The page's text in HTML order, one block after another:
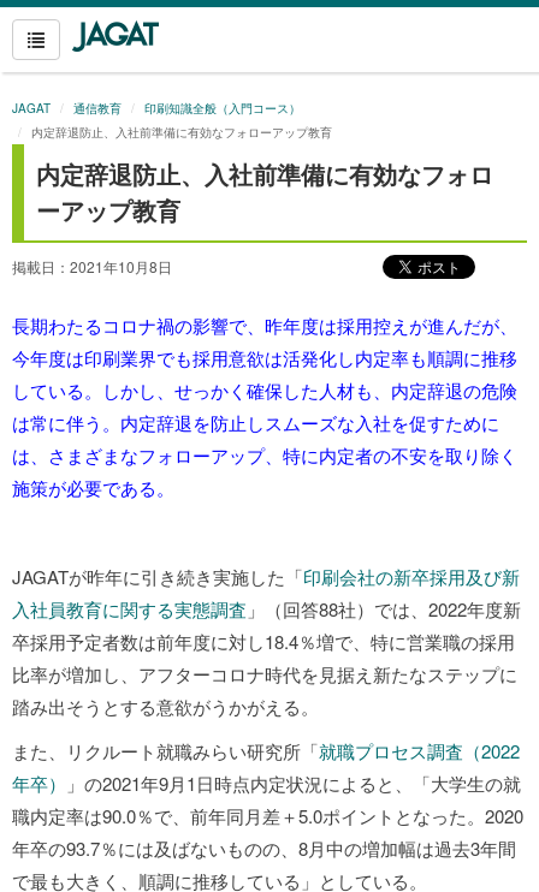
JAGAT 通信教育
印刷知識全般（入門コース）
内定辞退防止、入社前準備に有効なフォローアップ教育
内定辞退防止、入社前準備に有効なフォロ
ーアップ教育
掲載日：2021年10月8日
長期わたるコロナ禍の影響で、昨年度は採用控えが進んだが、
今年度は印刷業界でも採用意欲は活発化し内定率も順調に推移
している。しかし、せっかく確保した人材も、内定辞退の危険
は常に伴う。内定辞退を防止しスムーズな入社を促すために
は、さまざまなフォローアップ、特に内定者の不安を取り除く
施策が必要である。
JAGATが昨年に引き続き実施した「印刷会社の新卒採用及び新
入社員教育に関する実態調査 」（回答88社）では、2022年度新
卒採用予定者数は前年度に対し18.4％増で、特に営業職の採用
比率が増加し、アフターコロナ時代を見据え新たなステップに
踏み出そうとする意欲がうかがえる。
また、リクルート就職みらい研究所「就職プロセス調査（2022
年卒）
」の2021年9月1日時点内定状況によると、「大学生の就
職内定率は90.0％で、前年同月差＋5.0ポイントとなった。2020
年卒の93.7％には及ばないものの、8月中の増加幅は過去3年間
で最も大きく、順調に推移している」としている。